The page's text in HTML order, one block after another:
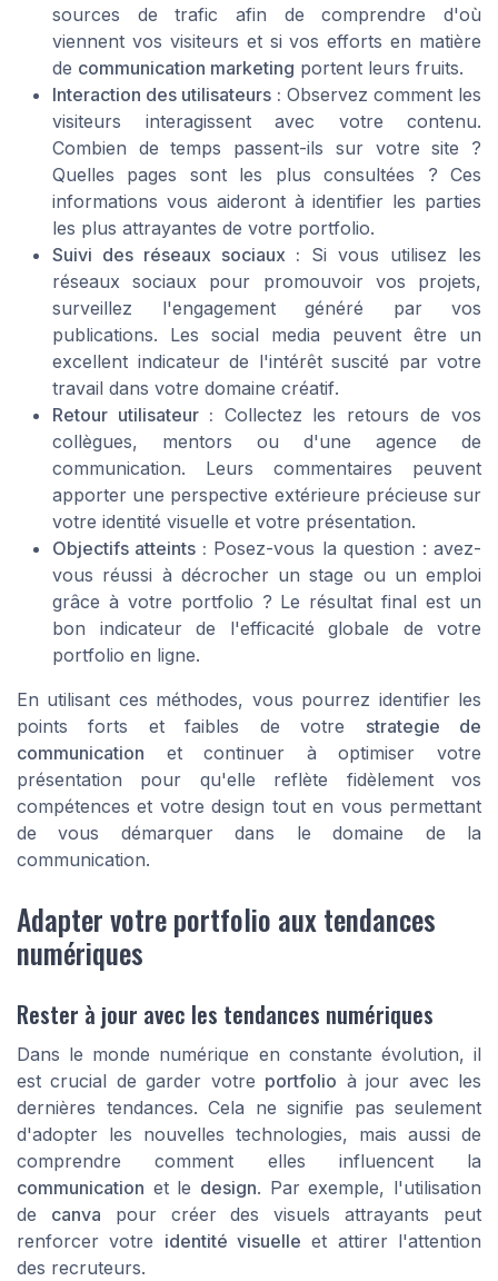
sources de trafic afin de comprendre d'où
viennent vos visiteurs et si vos efforts en matière
de communication marketing portent leurs fruits.
Interaction des utilisateurs : Observez comment les
visiteurs interagissent avec votre contenu.
Combien de temps passent-ils sur votre site ?
Quelles pages sont les plus consultées ? Ces
informations vous aideront à identifier les parties
les plus attrayantes de votre portfolio.
Suivi des réseaux sociaux : Si vous utilisez les
réseaux sociaux pour promouvoir vos projets,
surveillez l'engagement généré par vos
publications. Les social media peuvent être un
excellent indicateur de l'intérêt suscité par votre
travail dans votre domaine créatif.
Retour utilisateur : Collectez les retours de vos
collègues, mentors ou d'une agence de
communication. Leurs commentaires peuvent
apporter une perspective extérieure précieuse sur
votre identité visuelle et votre présentation.
Objectifs atteints : Posez-vous la question : avez-
vous réussi à décrocher un stage ou un emploi
grâce à votre portfolio ? Le résultat final est un
bon indicateur de l'efficacité globale de votre
portfolio en ligne.
En utilisant ces méthodes, vous pourrez identifier les
points forts et faibles de votre strategie de
communication et continuer à optimiser votre
présentation pour qu'elle reflète fidèlement vos
compétences et votredesign tout en vous permettant
de vous démarquer dans ledomaine de la
communication.
Adapter votre portfolio aux tendances
numériques
Rester à jour avec les tendances numériques
Dans le monde numérique en constante évolution, il
est crucial de garder votre portfolio à jour avec les
dernières tendances. Cela ne signifie pas seulement
d'adopter les nouvelles technologies, mais aussi de
comprendre comment elles influencent la
communication et le design. Par exemple, l'utilisation
de canva pour créer des visuels attrayants peut
renforcer votre identité visuelle et attirer l'attention
des recruteurs.